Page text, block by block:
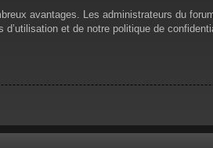
avantages. Les administrateurs du
et de notre politique de